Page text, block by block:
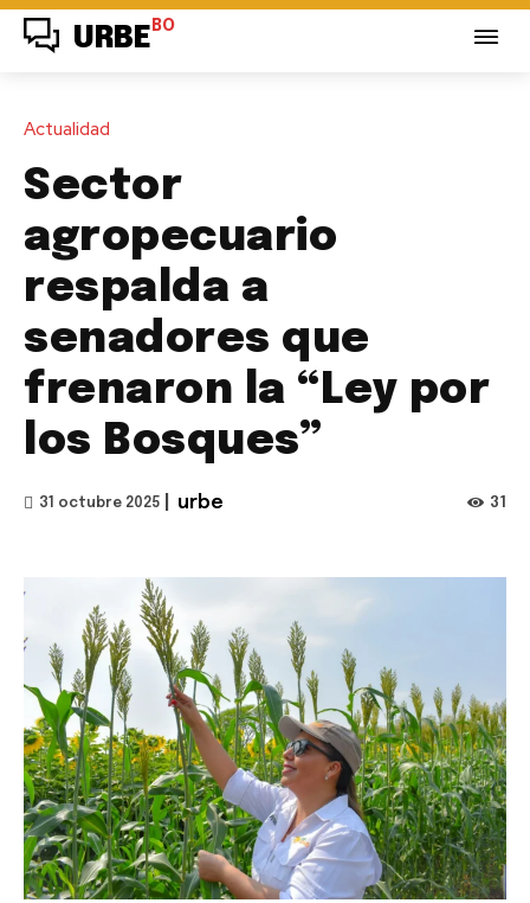
URBE BO
Actualidad
Sector
agropecuario
respalda a
senadores que
frenaron la “Ley por
los Bosques”
31 octubre 2025 urbe 31